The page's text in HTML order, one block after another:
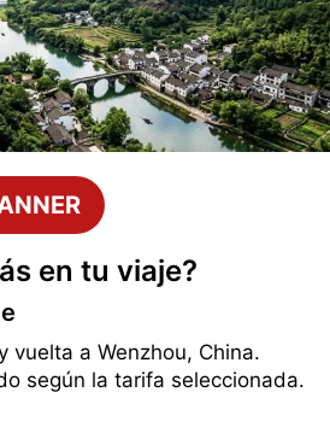
en tu viaje?
vuelta a Wenzhou, China.
según la tarifa seleccionada.